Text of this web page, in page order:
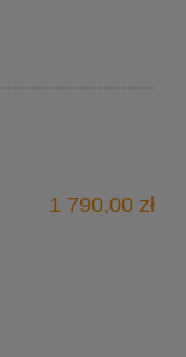
1 790,00 zł